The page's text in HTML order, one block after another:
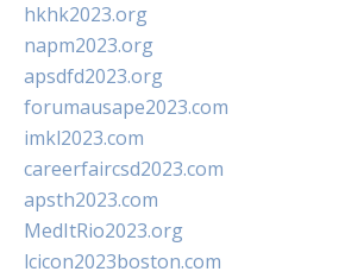
hkhk2023.org
napm2023.org
apsdfd2023.org
forumausape2023.com
imkl2023.com
careerfaircsd2023.com
apsth2023.com
MedItRio2023.org
lcicon2023boston.com